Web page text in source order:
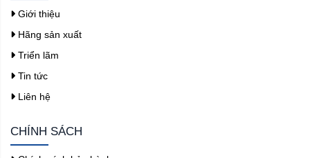
Giới thiệu
Hãng sản xuất
Triển lãm
Tin tức
Liên hệ
CHÍNH SÁCH